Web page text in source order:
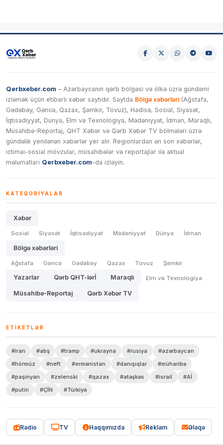
Qerbxeber.com – Azərbaycanın qərb bölgəsi və ölkə üzrə gündəmi
izləmək üçün etibarlı xəbər saytıdır. Saytda Bölgə xəbərləri (Ağstafa,
Gədəbəy, Gəncə, Qazax, Şəmkir, Tovuz), Hadisə, Sosial, Siyasət,
İqtisadiyyat, Dünya, Elm və Texnologiya, Mədəniyyət, İdman, Maraqlı,
Müsahibə-Reportaj, QHT Xəbər və Qərb Xəbər TV bölmələri üzrə
gündəlik yenilənən xəbərlər yer alır. Regionlardan ən son xəbərlər,
ictimai-sosial mövzular, müsahibələr və reportajlar ilə aktual
məlumatları Qerbxeber.com-da izləyin.
KATEQORIYALAR
Xəbər
Sosial Siyasət İqtisadiyyat Mədəniyyət Dünya İdman
Bölgə xəbərləri
Ağstafa Gəncə Gədəbəy Qazax Tovuz Şəmkir
Yazarlar Qərb QHT-lərİ Maraqlı Elm və Texnologiya
Müsahibə-Reportaj Qərb Xəbər TV
ETIKETLƏR
#iran #abş #tramp #ukrayna #rusiya
#azərbaycan
#hörmüz
#neft #ermənistan #danışıqlar
#müharibə
#paşinyan
#zelenski #qazax #atəşkəs #israil
#Aİ
#putin
#ÇİN #Türkiyə
Radio TV Haqqımızda Reklam Əlaqə